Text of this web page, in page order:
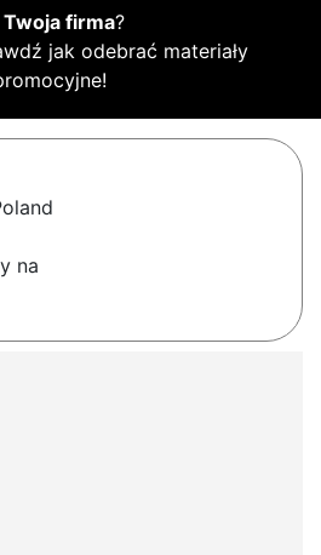
Twoja firma?
jak odebrać materiały
na